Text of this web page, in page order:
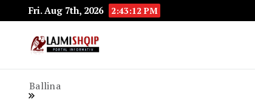
Fri. Aug 7th, 2026 2:43:13 PM
Ballina